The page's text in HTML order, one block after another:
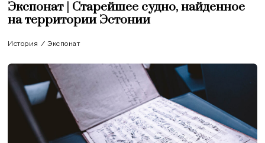
Экспонат | Старейшее судно, найденное
на территории Эстонии
История / Экспонат